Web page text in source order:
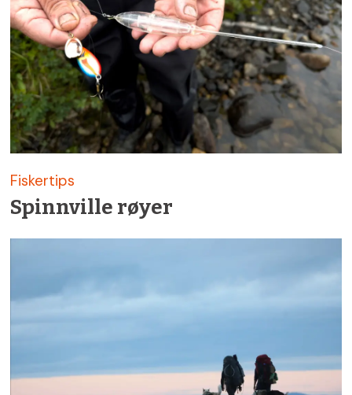
Fiskertips
Spinnville røyer